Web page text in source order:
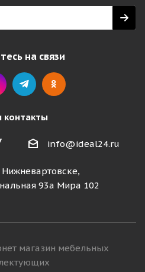
на связи
контакты
info@ideal24.ru
93а Мира 102
магазин мебельных